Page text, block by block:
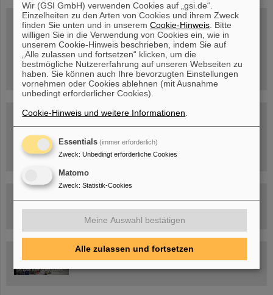
Mittwoch, 19.08.2026, 14 Uhr
Warum existiert nicht einfach nichts?
Hannah Elfner,
GSI/FAIR/Goethe-Universität
Anmeldung und weitere Informationen
SCIENCE POP-UP
12 – 17 Uhr
Ernst-Ludwig-Str. 22
Innenstadt Darmstadt
Beschleunigeranlage
Rundflug über die FAIR-Baustelle
Wir (GSI GmbH) verwenden Cookies auf „gsi.de“.
Einzelheiten zu den Arten von Cookies und ihrem Zweck
finden Sie unten und in unseremCookie-Hinweis . Bitte
willigen Sie in die Verwendung von Cookies ein, wie in
unserem Cookie-Hinweis beschrieben, indem Sie auf
„Alle zulassen und fortsetzen“ klicken, um die
bestmögliche Nutzererfahrung auf unseren Webseiten zu
haben. Sie können auch Ihre bevorzugten Einstellungen
vornehmen oder Cookies ablehnen (mit Ausnahme
unbedingt erforderlicher Cookies).
Cookie-Hinweis und weitere Informationen
Essentials (immer erforderlich)
Zweck: Unbedingt erforderliche Cookies
Matomo
Zweck: Statistik-Cookies
Meine Auswahl bestätigen
Alle zulassen und fortsetzen